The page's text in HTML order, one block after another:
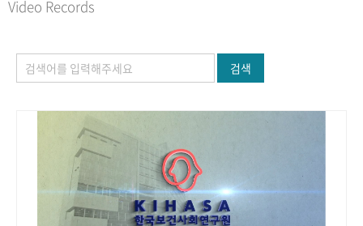
정책과 연구 키워드로 보는 연구 역사
연구자들
기록물 아카이브
사진 아카이브 문서 기록물 행정박물 영상 기록물
Video Records
검색